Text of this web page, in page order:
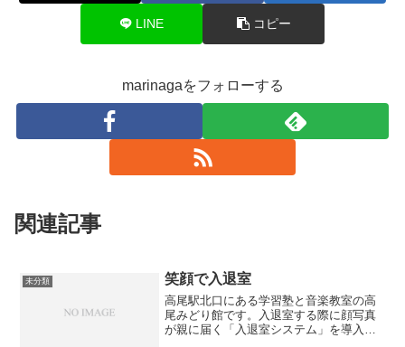
LINE コピー
marinagaをフォローする
関連記事
未分類 笑顔で入退室
高尾駅北口にある学習塾と音楽教室の高
尾みどり館です。入退室する際に顔写真
が親に届く「入退室システム」を導入し